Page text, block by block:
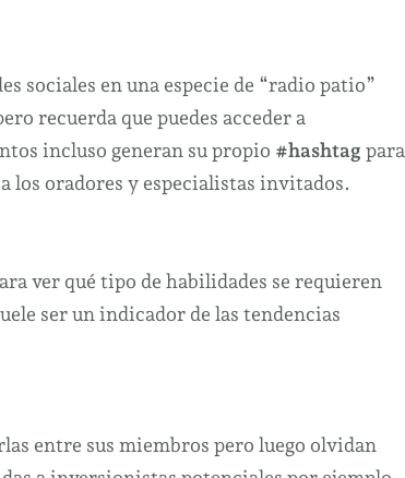
sociales en una especie de “radio patio”
recuerda que puedes acceder a
incluso generan su propio #hashtag para
los oradores y especialistas invitados.
ver qué tipo de habilidades se requieren
ser un indicador de las tendencias
entre sus miembros pero luego olvidan